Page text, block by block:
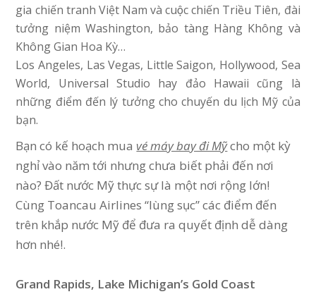
gia chiến tranh Việt Nam và cuộc chiến Triều Tiên, đài
tưởng niệm Washington, bảo tàng Hàng Không và
Không Gian Hoa Kỳ…
Los Angeles, Las Vegas, Little Saigon, Hollywood, Sea
World, Universal Studio hay đảo Hawaii cũng là
những điểm đến lý tưởng cho chuyến du lịch Mỹ của
bạn.
Bạn có kế hoạch mua vé máy bay đi Mỹcho một kỳ
nghỉ vào năm tới nhưng chưa biết phải đến nơi
nào? Đất nước Mỹ thực sự là một nơi rộng lớn!
Cùng Toancau Airlines “lùng sục” các điểm đến
trên khắp nước Mỹ để đưa ra quyết định dễ dàng
hơn nhé!.
Grand Rapids, Lake Michigan’s Gold Coast